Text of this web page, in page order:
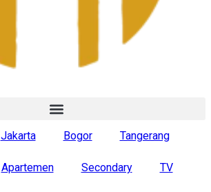
Jakarta Bogor Tangerang
Apartemen Secondary TV